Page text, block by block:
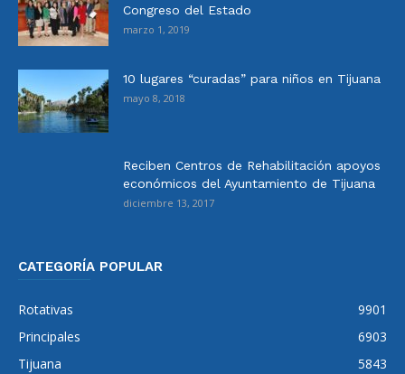
Congreso del Estado
marzo 1, 2019
10 lugares “curadas” para niños en Tijuana
mayo 8, 2018
Reciben Centros de Rehabilitación apoyos
económicos del Ayuntamiento de Tijuana
diciembre 13, 2017
CATEGORÍA POPULAR
Rotativas
9901
Principales
6903
Tijuana
5843